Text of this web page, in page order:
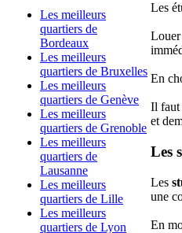
Les meilleurs
quartiers de
Bordeaux
Les meilleurs
quartiers de Bruxelles
Les meilleurs
quartiers de Genève
Les meilleurs
quartiers de Grenoble
Les meilleurs
quartiers de
Lausanne
Les meilleurs
quartiers de Lille
Les meilleurs
quartiers de Lyon
Les
Louer
En
Il faut
et
Les
Les
une
En